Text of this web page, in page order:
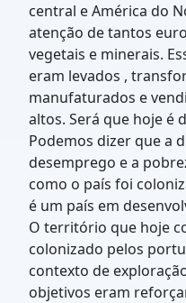
central e América do
atenção de tantos
vegetais e minerais.
eram levados ,
manufaturados e
altos. Será que hoje é
Podemos dizer que a
desemprego e a
como o país foi
é um país em
O território que hoje
colonizado pelos
contexto de
objetivos eram